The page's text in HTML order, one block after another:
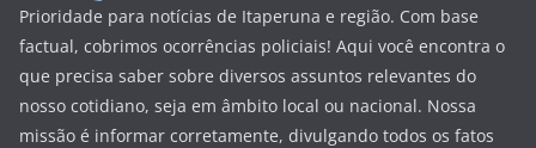
Prioridade para notícias de Itaperuna e região. Com base
factual, cobrimos ocorrências policiais! Aqui você encontra o
que precisa saber sobre diversos assuntos relevantes do
nosso cotidiano, seja em âmbito local ou nacional. Nossa
missão é informar corretamente, divulgando todos os fatos